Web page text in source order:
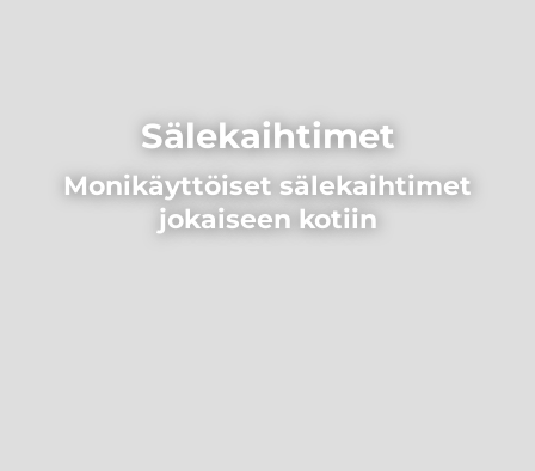
Sälekaihtimet
Monikäyttöiset sälekaihtimet
jokaiseen kotiin